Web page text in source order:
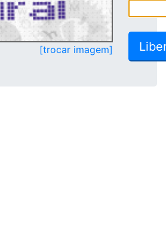
[trocar imagem]